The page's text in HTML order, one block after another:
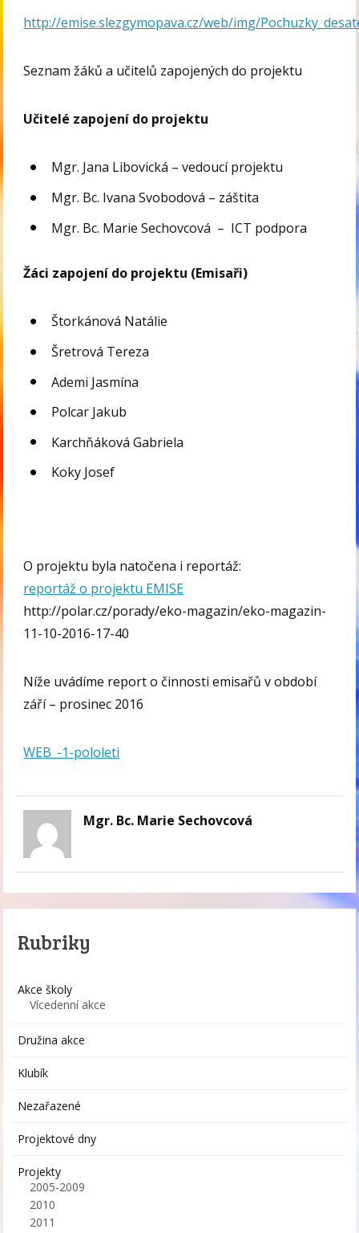
http://emise.slezgymopava.cz/web/img/
Seznam žáků a učitelů zapojených do projektu
Učitelé zapojení do projektu
Mgr. Jana Libovická – vedoucí projektu
Mgr. Bc. Ivana Svobodová – záštita
Mgr. Bc. Marie Sechovcová – ICT podpora
Žáci zapojení do projektu (Emisaři)
Štorkánová Natálie
Šretrová Tereza
Ademi Jasmína
Polcar Jakub
Karchňáková Gabriela
Koky Josef
O projektu byla natočena i reportáž:
reportáž o projektu EMISE
http://polar.cz/porady/eko-magazin/eko-magazin-
11-10-2016-17-40
Níže uvádíme report o činnosti emisařů v období
září – prosinec 2016
WEB_-1-pololeti
Mgr. Bc. Marie Sechovcová
Rubriky
Akce školy
Vícedenní akce
Družina akce
Klubík
Nezařazené
Projektové dny
Projekty
2005-2009
2010
2011